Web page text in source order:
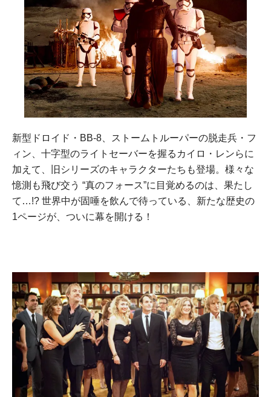
新型ドロイド・BB-8、ストームトルーパーの脱走兵・フ
ィン、十字型のライトセーバーを握るカイロ・レンらに
加えて、旧シリーズのキャラクターたちも登場。様々な
憶測も飛び交う “真のフォース”に目覚めるのは、果たし
て…!? 世界中が固唾を飲んで待っている、新たな歴史の
1ページが、ついに幕を開ける！